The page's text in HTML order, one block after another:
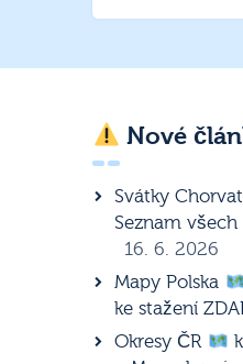
Nové
Svátky
Seznam
16. 6. 2026
Mapy Polska
ke stažení
Okresy ČR